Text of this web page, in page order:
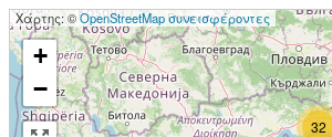
32
Χάρτης: ©OpenStreetMap συνεισφέροντες
+
−